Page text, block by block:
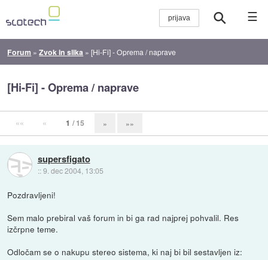
☰
Forum »Zvok in slika »[Hi-Fi] - Oprema / naprave
[Hi-Fi] - Oprema / naprave
«« « 1 / 15 » »»
supersfigato
::9. dec 2004, 13:05
Pozdravljeni!
Sem malo prebiral vaš forum in bi ga rad najprej pohvalil. Res
izčrpne teme.
Odločam se o nakupu stereo sistema, ki naj bi bil sestavljen iz: